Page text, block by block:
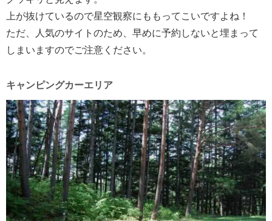
上が抜けているので星空観察にももってこいですよね！
ただ、人気のサイトのため、早めに予約しないと埋まって
しまいますのでご注意ください。
キャンピングカーエリア